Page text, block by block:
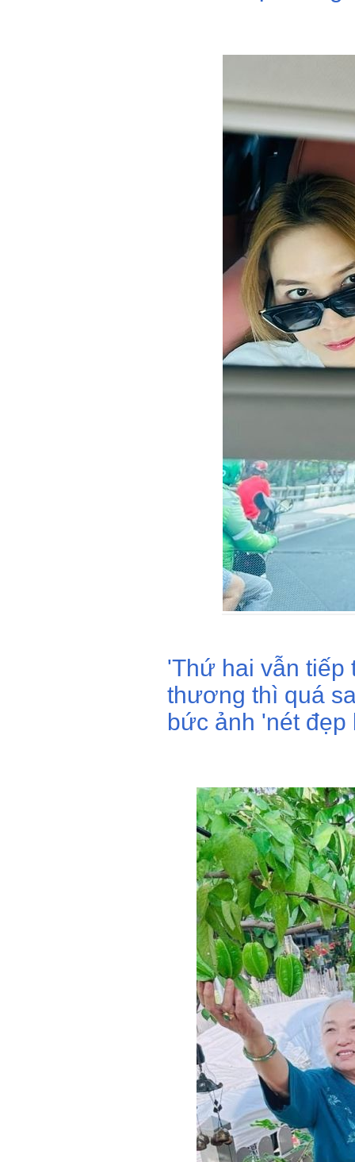
'Thứ hai vẫn tiếp
thương thì quá
bức ảnh 'nét đẹp